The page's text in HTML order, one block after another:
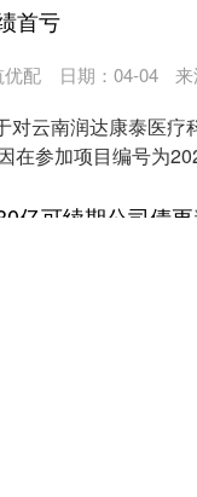
首亏
日期：04-04
优配
云南润达康泰医疗
在参加项目编号为